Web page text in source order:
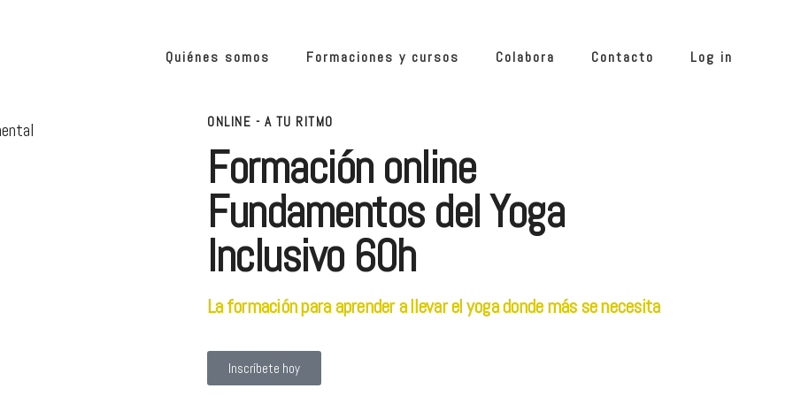
Quiénes somos Formaciones y cursos Colabora Contacto Log in
ONLINE - A TU RITMO
Formación online
Fundamentos del Yoga
Inclusivo 60h
La formación para aprender a llevar el yoga donde más se necesita
Inscríbete hoy